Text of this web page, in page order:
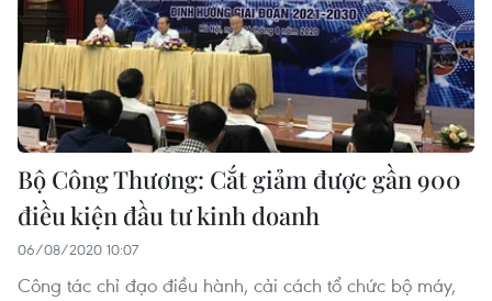
Bộ Công Thương: Cắt giảm được gần 900
điều kiện đầu tư kinh doanh
06/08/2020 10:07
Công tác chỉ đạo điều hành, cải cách tổ chức bộ máy,